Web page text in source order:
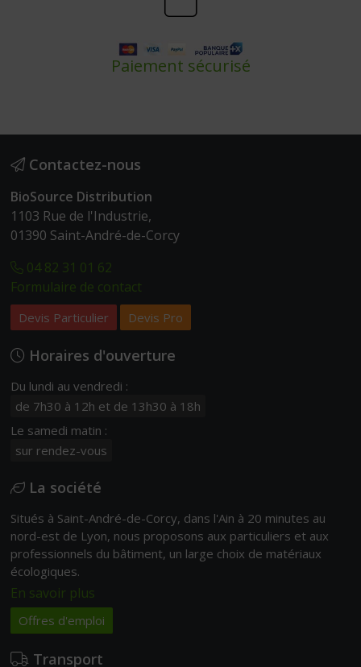
Paiement sécurisé
Contactez-nous
BioSource Distribution
1103 Rue de l'Industrie,
01390 Saint-André-de-Corcy
04 82 31 01 62
Formulaire de contact
Devis Particulier Devis Pro
Horaires d'ouverture
Du lundi au vendredi :
de 7h30 à 12h et de 13h30 à 18h
Le samedi matin :
sur rendez-vous
La société
Situés à Saint-André-de-Corcy, dans l'Ain à 20 minutes au
nord-est de Lyon, nous proposons aux particuliers et aux
professionnels du bâtiment, un large choix de matériaux
écologiques.
En savoir plus
Offres d'emploi
Transport